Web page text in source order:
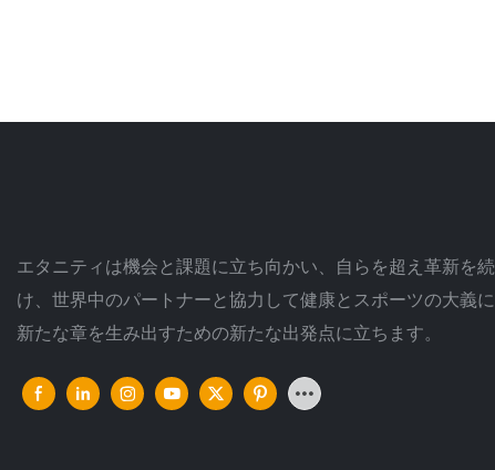
エタニティは機会と課題に立ち向かい、自らを超え革新を続
け、世界中のパートナーと協力して健康とスポーツの大義に
新たな章を生み出すための新たな出発点に立ちます。